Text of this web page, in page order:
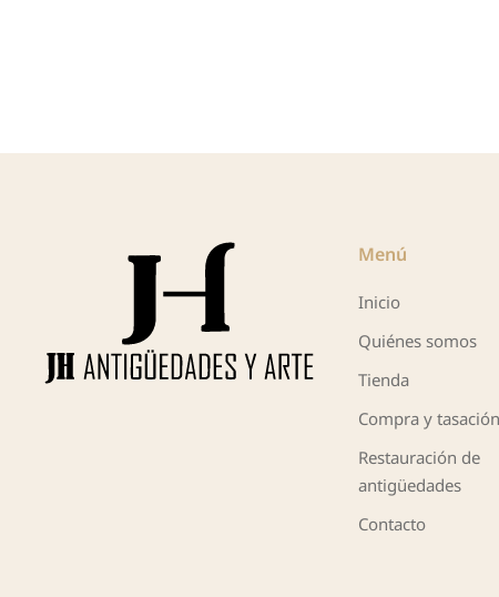
Menú
Inicio
Quiénes somos
Tienda
Compra y tasación
Restauración de
antigüedades
Contacto